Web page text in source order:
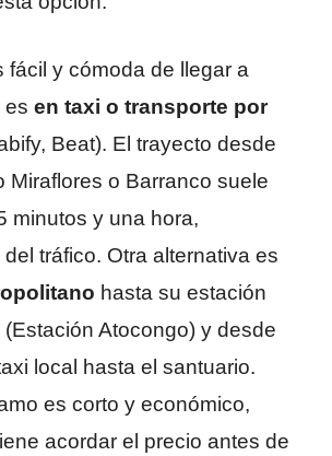
fácil y cómoda de llegar a
es en taxi o transporte por
Beat). El trayecto desde
Miraflores o Barranco suele
minutos y una hora,
tráfico. Otra alternativa es
hasta su estación
Atocongo) y desde
local hasta el santuario.
es corto y económico,
acordar el precio antes de